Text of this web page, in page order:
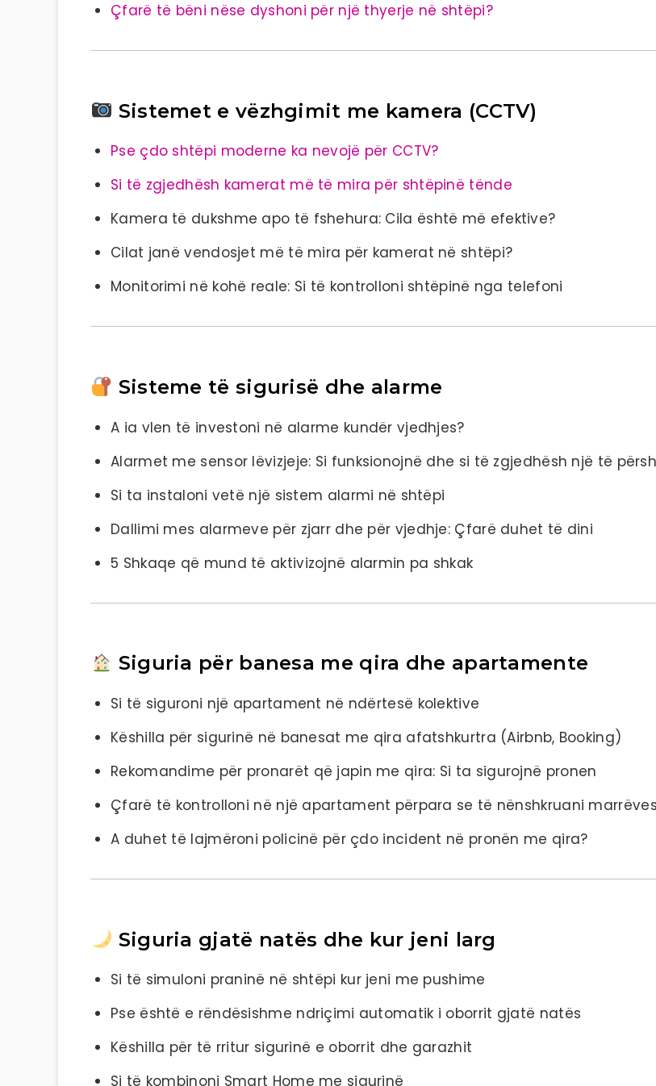
Çfarë të bëni nëse dyshoni për një thyerje në shtëpi?
Sistemet e vëzhgimit me kamera (CCTV)
Pse çdo shtëpi moderne ka nevojë për CCTV?
Si të zgjedhësh kamerat më të mira për shtëpinë tënde
Kamera të dukshme apo të fshehura: Cila është më efektive?
Cilat janë vendosjet më të mira për kamerat në shtëpi?
Monitorimi në kohë reale: Si të kontrolloni shtëpinë nga telefoni
Sisteme të sigurisë dhe alarme
A ia vlen të investoni në alarme kundër vjedhjes?
Alarmet me sensor lëvizjeje: Si funksionojnë dhe si të zgjedhësh një të
Si ta instaloni vetë një sistem alarmi në shtëpi
Dallimi mes alarmeve për zjarr dhe për vjedhje: Çfarë duhet të dini
5 Shkaqe që mund të aktivizojnë alarmin pa shkak
Siguria për banesa me qira dhe apartamente
Si të siguroni një apartament në ndërtesë kolektive
Këshilla për sigurinë në banesat me qira afatshkurtra (Airbnb, Booking)
Rekomandime për pronarët që japin me qira: Si ta sigurojnë pronen
Çfarë të kontrolloni në një apartament përpara se të nënshkruani
A duhet të lajmëroni policinë për çdo incident në pronën me qira?
Siguria gjatë natës dhe kur jeni larg
Si të simuloni praninë në shtëpi kur jeni me pushime
Pse është e rëndësishme ndriçimi automatik i oborrit gjatë natës
Këshilla për të rritur sigurinë e oborrit dhe garazhit
Si të kombinoni Smart Home me sigurinë